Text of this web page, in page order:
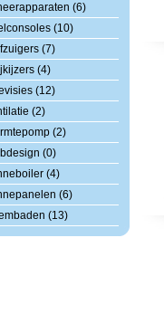
(6)
(10)
(7)
(4)
(12)
(2)
(2)
(0)
(4)
(6)
(13)